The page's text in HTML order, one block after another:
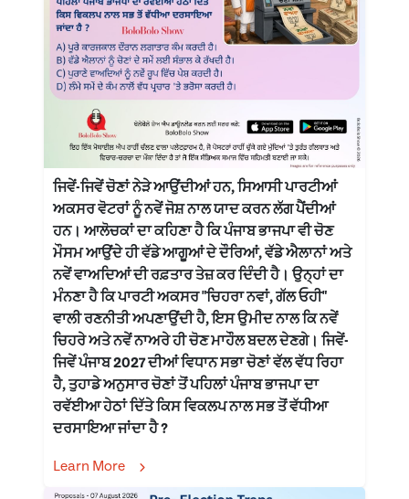
ਜਿਵੇਂ-ਜਿਵੇਂ ਚੋਣਾਂ ਨੇੜੇ ਆਉਂਦੀਆਂ ਹਨ, ਸਿਆਸੀ ਪਾਰਟੀਆਂ
ਅਕਸਰ ਵੋਟਰਾਂ ਨੂੰ ਨਵੇਂ ਜੋਸ਼ ਨਾਲ ਯਾਦ ਕਰਨ ਲੱਗ ਪੈਂਦੀਆਂ
ਹਨ। ਆਲੋਚਕਾਂ ਦਾ ਕਹਿਣਾ ਹੈ ਕਿ ਪੰਜਾਬ ਭਾਜਪਾ ਵੀ ਚੋਣ
ਮੌਸਮ ਆਉਂਦੇ ਹੀ ਵੱਡੇ ਆਗੂਆਂ ਦੇ ਦੌਰਿਆਂ, ਵੱਡੇ ਐਲਾਨਾਂ ਅਤੇ
ਨਵੇਂ ਵਾਅਦਿਆਂ ਦੀ ਰਫ਼ਤਾਰ ਤੇਜ਼ ਕਰ ਦਿੰਦੀ ਹੈ। ਉਨ੍ਹਾਂ ਦਾ
ਮੰਨਣਾ ਹੈ ਕਿ ਪਾਰਟੀ ਅਕਸਰ "ਚਿਹਰਾ ਨਵਾਂ, ਗੱਲ ਓਹੀ"
ਵਾਲੀ ਰਣਨੀਤੀ ਅਪਣਾਉਂਦੀ ਹੈ, ਇਸ ਉਮੀਦ ਨਾਲ ਕਿ ਨਵੇਂ
ਚਿਹਰੇ ਅਤੇ ਨਵੇਂ ਨਾਅਰੇ ਹੀ ਚੋਣ ਮਾਹੌਲ ਬਦਲ ਦੇਣਗੇ। ਜਿਵੇਂ-
ਜਿਵੇਂ ਪੰਜਾਬ 2027 ਦੀਆਂ ਵਿਧਾਨ ਸਭਾ ਚੋਣਾਂ ਵੱਲ ਵੱਧ ਰਿਹਾ
ਹੈ, ਤੁਹਾਡੇ ਅਨੁਸਾਰ ਚੋਣਾਂ ਤੋਂ ਪਹਿਲਾਂ ਪੰਜਾਬ ਭਾਜਪਾ ਦਾ
ਰਵੱਈਆ ਹੇਠਾਂ ਦਿੱਤੇ ਕਿਸ ਵਿਕਲਪ ਨਾਲ ਸਭ ਤੋਂ ਵੱਧੀਆ
ਦਰਸਾਇਆ ਜਾਂਦਾ ਹੈ ?
Learn More